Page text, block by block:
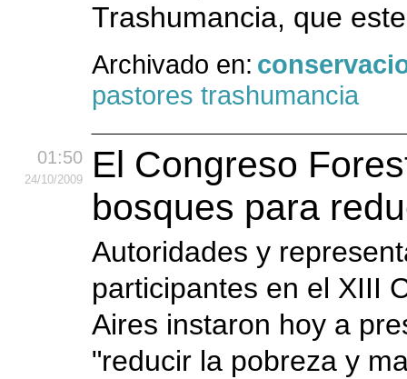
Trashumancia, que
Archivado en:
pastores trashumancia
01:50
24/10/2009
El Congreso
bosques para
Autoridades y
participantes en el XIII
Aires instaron hoy a
"reducir la pobreza y